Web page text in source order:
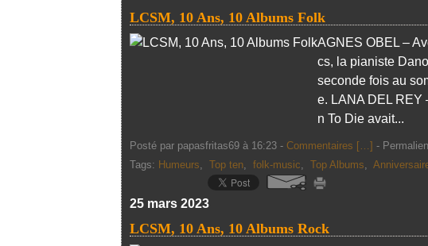
LCSM, 10 Ans, 10 Albums Folk
AGNES OBEL –
cs, la pianiste
seconde fois au
e. LANA DEL REY
n To Die avait...
Posté par papasfritas69 à 16:23 - Commentaires […] -
Tags: Humeurs, Top ten, folk-music, Top Albums,
25 mars 2023
LCSM, 10 Ans, 10 Albums Rock